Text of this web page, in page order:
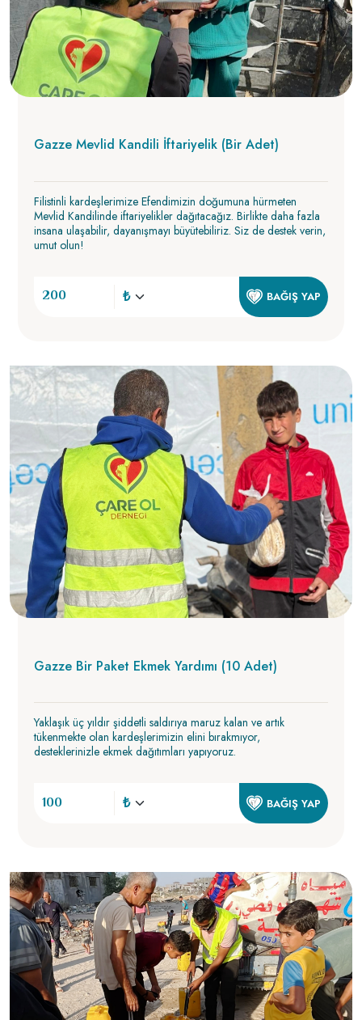
Gazze Mevlid Kandili İftariyelik (Bir Adet)
Filistinli kardeşlerimize Efendimizin doğumuna hürmeten
Mevlid Kandilinde iftariyelikler dağıtacağız. Birlikte daha fazla
insana ulaşabilir, dayanışmayı büyütebiliriz. Siz de destek verin,
umut olun!
BAĞIŞ YAP
Gazze Bir Paket Ekmek Yardımı (10 Adet)
Yaklaşık üç yıldır şiddetli saldırıya maruz kalan ve artık
tükenmekte olan kardeşlerimizin elini bırakmıyor,
desteklerinizle ekmek dağıtımları yapıyoruz.
BAĞIŞ YAP